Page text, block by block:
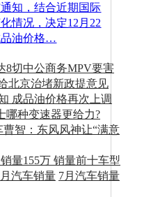
知，结合近期国际
情况，决定12月22
品油价格…
8切中公商务MPV要害
北京治堵新政提意见
成品油价格再次上调
哪种变速器更给力?
曹智：东风风神让“满意
量155万 销量前十车型
汽车销量 7月汽车销量